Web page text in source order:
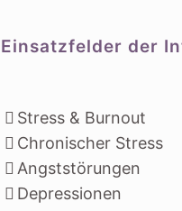
Einsatzfelder der
Stress & Burnout
Chronischer Stress
Angststörungen
Depressionen